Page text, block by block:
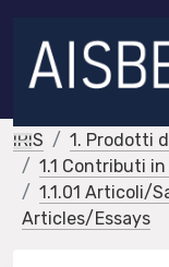
IRIS
1. Prodotti
1.1 Contributi
1.1.01 Articoli/
Articles/Essays